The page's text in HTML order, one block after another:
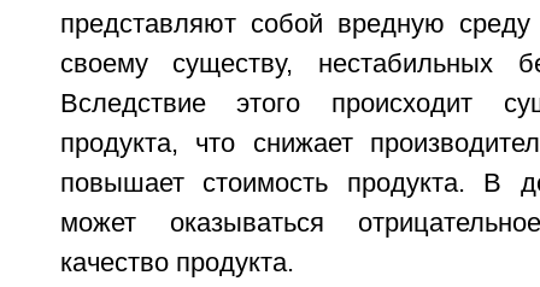
представляют собой вредную
своему существу, нестабильных
Вследствие этого происходит
продукта, что снижает
повышает стоимость продукта. В
может оказываться
качество продукта.